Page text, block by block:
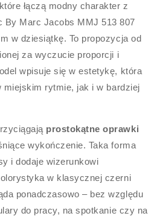
łączą modny charakter z
By Marc Jacobs MMJ 513 807
w dziesiątkę. To propozycja od
za wyczucie proporcji i
wpisuje się w estetykę, która
miejskim rytmie, jak i w bardziej
prostokątne oprawki
wykończenie. Taka forma
i dodaje wizerunkowi
w klasycznej czerni
ponadczasowo – bez względu
do pracy, na spotkanie czy na